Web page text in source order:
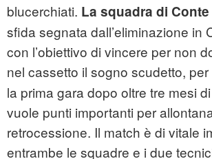
blucerchiati. La squadra di Conte
sfida segnata dall’eliminazione in
con l’obiettivo di vincere per non
nel cassetto il sogno scudetto, per
la prima gara dopo oltre tre mesi
vuole punti importanti per
retrocessione. Il match è di vitale
entrambe le squadre e i due